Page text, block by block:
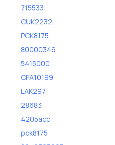
715533
CUK2232
PCK8175
80000346
5415000
CFA10199
LAK297
28683
4205acc
pck8175